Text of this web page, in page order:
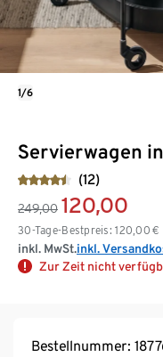
Servierwagen
(12)
249,00 120,00
30-Tage-Bestpreis: 120,00 €
inkl. MwSt.inkl.
Zur Zeit nicht
1/6
Bestellnummer: